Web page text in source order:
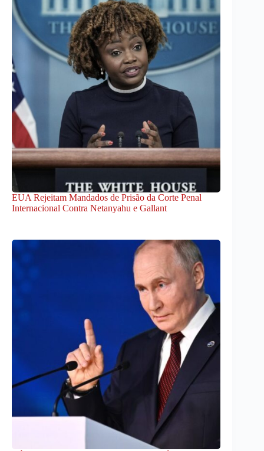
EUA Rejeitam Mandados de Prisão da Corte Penal
Internacional Contra Netanyahu e Gallant